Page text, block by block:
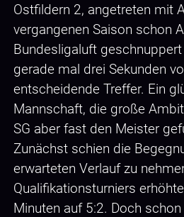
Ostfildern 2, angetreten mit
vergangenen Saison schon
Bundesligaluft
gerade mal drei Sekunden
entscheidende Treffer. Ein
Mannschaft, die große
SG aber fast den Meister
Zunächst schien die
erwarteten Verlauf zu
Qualifikationsturniers
Minuten auf 5:2. Doch